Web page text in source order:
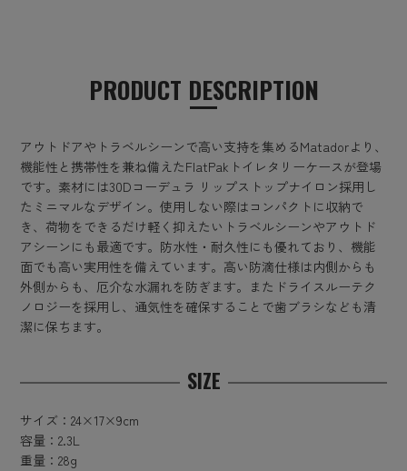
PRODUCT DESCRIPTION
アウトドアやトラベルシーンで高い支持を集めるMatadorより、
機能性と携帯性を兼ね備えたFlatPakトイレタリーケースが登場
です。素材には30Dコーデュラ リップストップナイロン採用し
たミニマルなデザイン。使用しない際はコンパクトに収納で
き、荷物をできるだけ軽く抑えたいトラベルシーンやアウトド
アシーンにも最適です。防水性・耐久性にも優れており、機能
面でも高い実用性を備えています。高い防滴仕様は内側からも
外側からも、厄介な水漏れを防ぎます。またドライスルーテク
ノロジーを採用し、通気性を確保することで歯ブラシなども清
潔に保ちます。
SIZE
サイズ：24×17×9cm
容量：2.3L
重量：28g